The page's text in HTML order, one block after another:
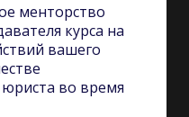
менторство
курса на
вашего
во время